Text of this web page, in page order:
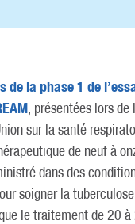
de la phase 1 de
, présentées lors de
sur la santé
de neuf à
dans des
soigner la tuberculose
le traitement de 20